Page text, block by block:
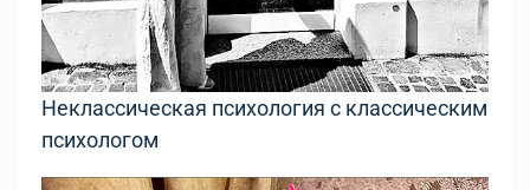
Неклассическая психология с классическим
психологом